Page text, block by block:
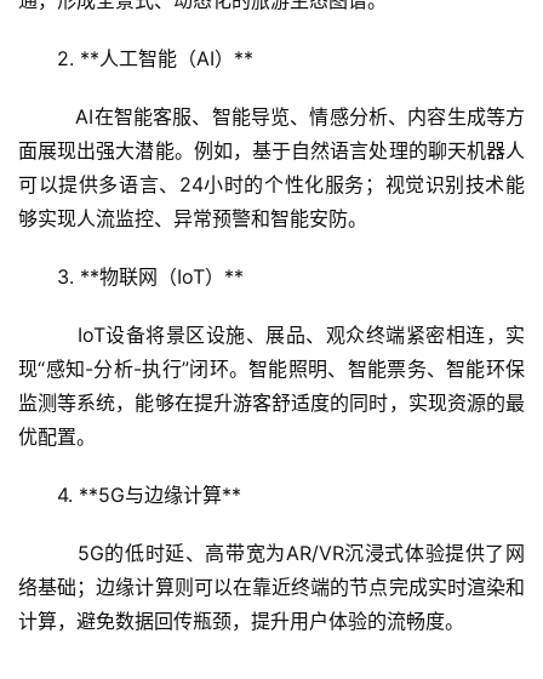
2. **人工智能（AI）**
   AI在智能客服、智能导览、情感分析、内容生成等方
面展现出强大潜能。例如，基于自然语言处理的聊天机器人
可以提供多语言、24小时的个性化服务；视觉识别技术能
够实现人流监控、异常预警和智能安防。
3. **物联网（IoT）**
现“感知-分析-执行”闭环。智能照明、智能票务、智能环保
监测等系统，能够在提升游客舒适度的同时，实现资源的最
优配置。
4. **5G与边缘计算**
络基础；边缘计算则可以在靠近终端的节点完成实时渲染和
计算，避免数据回传瓶颈，提升用户体验的流畅度。